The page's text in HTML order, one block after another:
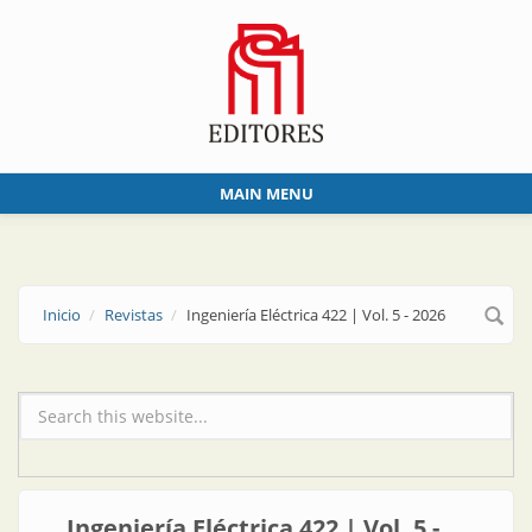
MAIN MENU
Inicio Revistas Ingeniería Eléctrica 422 | Vol. 5 - 2026
Formulario de búsqueda